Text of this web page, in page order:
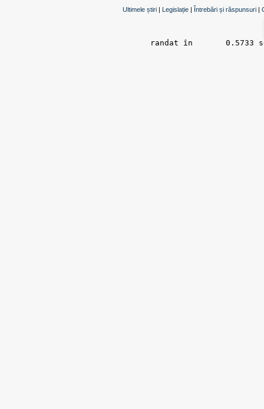
Ultimele știri | Legislație | Întrebări și răspunsuri |
randat în